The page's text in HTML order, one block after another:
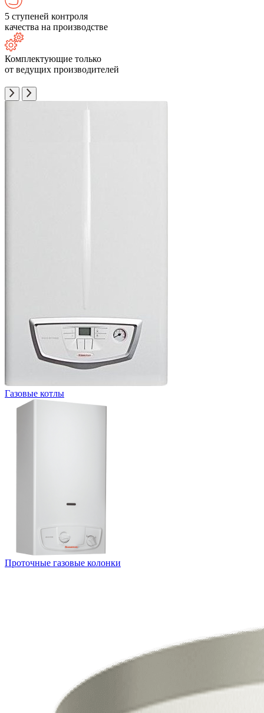
5 ступеней контроля
качества на производстве
Комплектующие только
от ведущих производителей
Газовые котлы
Проточные газовые колонки